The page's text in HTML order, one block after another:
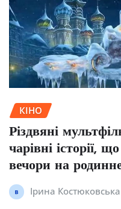
КІНО
Різдвяні
чарівні історії,
вечори на
Ірина Костюковська